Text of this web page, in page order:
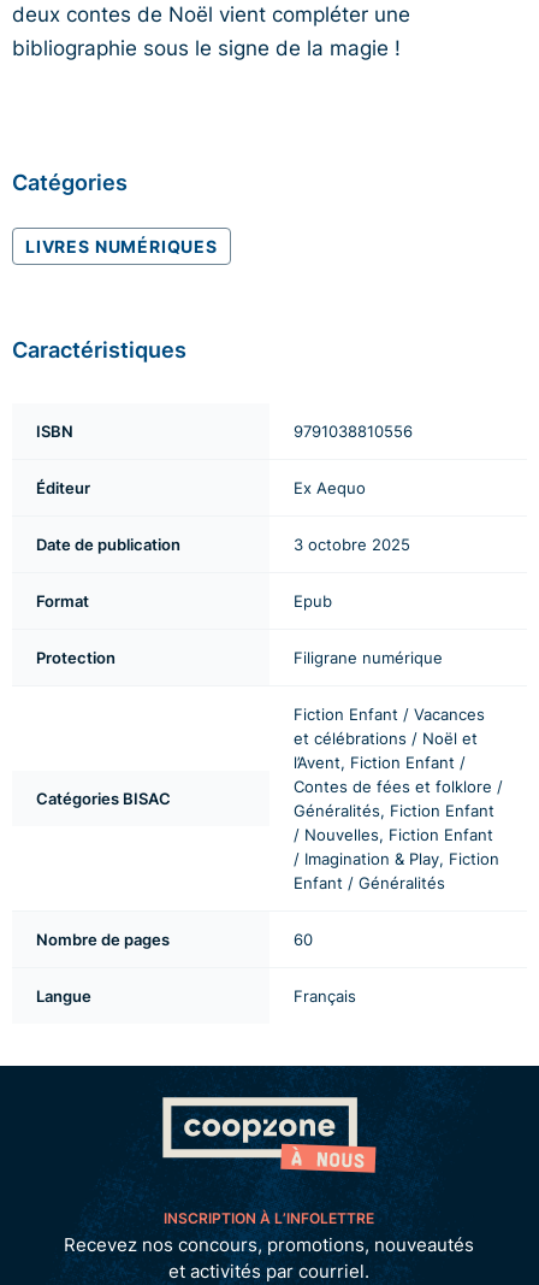
deux contes de Noël vient compléter une
bibliographie sous le signe de la magie !
Catégories
LIVRES NUMÉRIQUES
Caractéristiques
ISBN 9791038810556
Éditeur Ex Aequo
Date de publication 3 octobre 2025
Format Epub
Protection Filigrane numérique
Catégories BISAC
Fiction Enfant / Vacances
et célébrations / Noël et
l’Avent, Fiction Enfant /
Contes de fées et folklore /
Généralités, Fiction Enfant
/ Nouvelles, Fiction Enfant
/ Imagination & Play, Fiction
Enfant / Généralités
Nombre de pages 60
Langue Français
INSCRIPTION À L’INFOLETTRE
Recevez nos concours, promotions, nouveautés
et activités par courriel.